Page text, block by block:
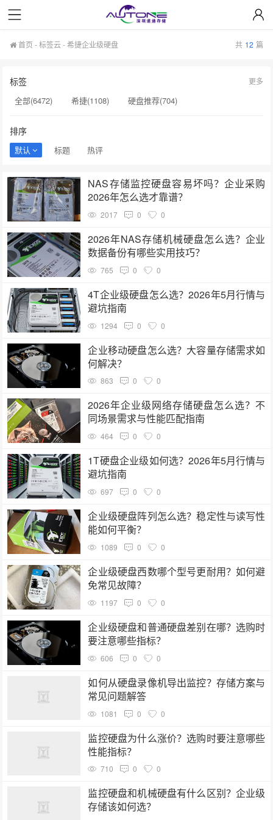
首页 -标签云- 希捷企业级硬盘 共 12 篇
标签
全部(6472) 希捷(1108)
硬盘推荐(704)
NAS硬盘(593)
希捷硬盘(553)
移动硬盘(313)
A100(274)
服务器硬盘价格(254)
企业级硬盘批发(238)
企业级NAS存储(231)
硬盘价格(216)
硬盘选购指南(203)
SSD(199)
硬盘容量(199)
更多
排序
默认 标题 热评
NAS存储监控硬盘容易坏吗？企业采购
2026年怎么选才靠谱？
2017 0 0
2026年NAS存储机械硬盘怎么选？企业
数据备份有哪些实用技巧？
765 0 0
4T企业级硬盘怎么选？2026年5月行情与
避坑指南
1294 0 0
企业移动硬盘怎么选？大容量存储需求如
何解决？
863 0 0
2026年企业级网络存储硬盘怎么选？不
同场景需求与性能匹配指南
464 0 0
1T硬盘企业级如何选？2026年5月行情与
避坑指南
697 0 0
企业级硬盘阵列怎么选？稳定性与读写性
能如何平衡？
1089 0 0
企业级硬盘西数哪个型号更耐用？如何避
免常见故障？
1197 0 0
企业级硬盘和普通硬盘差别在哪？选购时
要注意哪些指标？
606 0 0
如何从硬盘录像机导出监控？存储方案与
常见问题解答
1081 0 0
监控硬盘为什么涨价？选购时要注意哪些
性能指标？
710 0 0
监控硬盘和机械硬盘有什么区别？企业级
存储该如何选？